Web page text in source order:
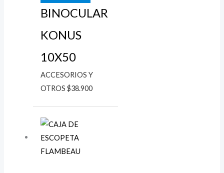
BINOCULAR
KONUS
10X50
ACCESORIOS Y
OTROS $38.900